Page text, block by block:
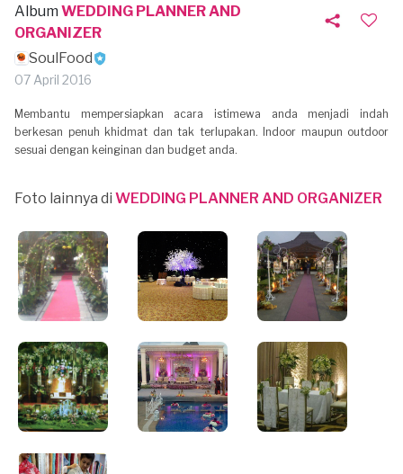
Album WEDDING PLANNER AND
ORGANIZER
SoulFood
07 April 2016
Membantu mempersiapkan acara istimewa anda menjadi indah
berkesan penuh khidmat dan tak terlupakan. Indoor maupun outdoor
sesuai dengan keinginan dan budget anda.
Foto lainnya di WEDDING PLANNER AND ORGANIZER